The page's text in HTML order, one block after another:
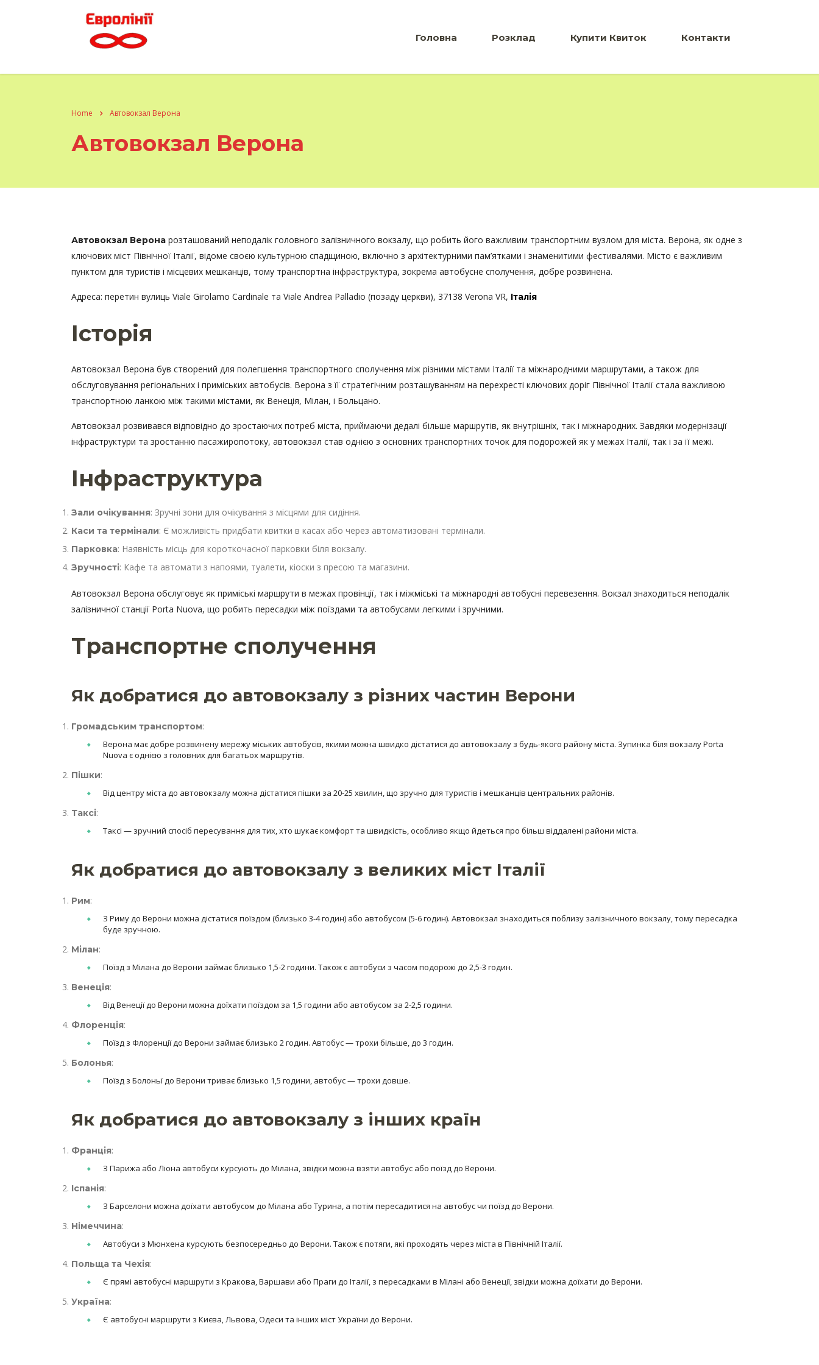
Головна Розклад Купити Квиток Контакти
Home Автовокзал Верона
Автовокзал Верона
Автовокзал Верона розташований неподалік головного залізничного вокзалу, що робить його важливим транспортним вузлом для міста. Верона, як одне з
ключових міст Північної Італії, відоме своєю культурною спадщиною, включно з архітектурними пам’ятками і знаменитими фестивалями. Місто є важливим
пунктом для туристів і місцевих мешканців, тому транспортна інфраструктура, зокрема автобусне сполучення, добре розвинена.
Адреса: перетин вулиць Viale Girolamo Cardinale та Viale Andrea Palladio (позаду церкви), 37138 Verona VR, Італія
Історія
Автовокзал Верона був створений для полегшення транспортного сполучення між різними містами Італії та міжнародними маршрутами, а також для
обслуговування регіональних і приміських автобусів. Верона з її стратегічним розташуванням на перехресті ключових доріг Північної Італії стала важливою
транспортною ланкою між такими містами, як Венеція, Мілан, і Больцано.
Автовокзал розвивався відповідно до зростаючих потреб міста, приймаючи дедалі більше маршрутів, як внутрішніх, так і міжнародних. Завдяки модернізації
інфраструктури та зростанню пасажиропотоку, автовокзал став однією з основних транспортних точок для подорожей як у межах Італії, так і за її межі.
Інфраструктура
Зали очікування: Зручні зони для очікування з місцями для сидіння.
Каси та термінали: Є можливість придбати квитки в касах або через автоматизовані термінали.
Парковка: Наявність місць для короткочасної парковки біля вокзалу.
Зручності: Кафе та автомати з напоями, туалети, кіоски з пресою та магазини.
Автовокзал Верона обслуговує як приміські маршрути в межах провінції, так і міжміські та міжнародні автобусні перевезення. Вокзал знаходиться неподалік
залізничної станції Porta Nuova, що робить пересадки між поїздами та автобусами легкими і зручними.
Транспортне сполучення
Як добратися до автовокзалу з різних частин Верони
Громадським транспортом:
Верона має добре розвинену мережу міських автобусів, якими можна швидко дістатися до автовокзалу з будь-якого району міста. Зупинка біля вокзалу Porta
Nuova є однією з головних для багатьох маршрутів.
Пішки:
Від центру міста до автовокзалу можна дістатися пішки за 20-25 хвилин, що зручно для туристів і мешканців центральних районів.
Таксі:
Таксі — зручний спосіб пересування для тих, хто шукає комфорт та швидкість, особливо якщо йдеться про більш віддалені райони міста.
Як добратися до автовокзалу з великих міст Італії
Рим:
З Риму до Верони можна дістатися поїздом (близько 3-4 годин) або автобусом (5-6 годин). Автовокзал знаходиться поблизу залізничного вокзалу, тому пересадка
буде зручною.
Мілан:
Поїзд з Мілана до Верони займає близько 1,5-2 години. Також є автобуси з часом подорожі до 2,5-3 годин.
Венеція:
Від Венеції до Верони можна доїхати поїздом за 1,5 години або автобусом за 2-2,5 години.
Флоренція:
Поїзд з Флоренції до Верони займає близько 2 годин. Автобус — трохи більше, до 3 годин.
Болонья:
Поїзд з Болоньї до Верони триває близько 1,5 години, автобус — трохи довше.
Як добратися до автовокзалу з інших країн
Франція:
З Парижа або Ліона автобуси курсують до Мілана, звідки можна взяти автобус або поїзд до Верони.
Іспанія:
З Барселони можна доїхати автобусом до Мілана або Турина, а потім пересадитися на автобус чи поїзд до Верони.
Німеччина:
Автобуси з Мюнхена курсують безпосередньо до Верони. Також є потяги, які проходять через міста в Північній Італії.
Польща та Чехія:
Є прямі автобусні маршрути з Кракова, Варшави або Праги до Італії, з пересадками в Мілані або Венеції, звідки можна доїхати до Верони.
Україна:
Є автобусні маршрути з Києва, Львова, Одеси та інших міст України до Верони.